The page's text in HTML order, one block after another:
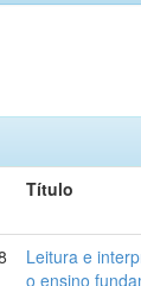
Título
Leitura e
o ensino